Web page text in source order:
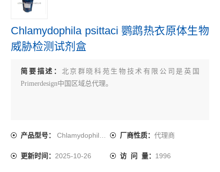
Chlamydophila psittaci 鹦鹉热衣原体生物
威胁检测试剂盒
简要描述： 北京群晓科苑生物技术有限公司是英国
Primerdesign中国区域总代理。
产品型号： Chlamydophila psittaci 厂商性质： 代理商
更新时间：2025-10-26 访 问 量： 1996